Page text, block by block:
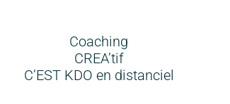
Coaching
CREA’tif
C’EST KDO en distanciel